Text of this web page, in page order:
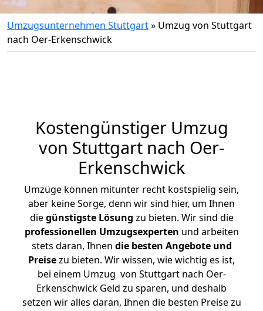
Umzugsunternehmen Stuttgart» Umzug von Stuttgart
nach Oer-Erkenschwick
Kostengünstiger Umzug
von Stuttgart nach Oer-
Erkenschwick
Umzüge können mitunter recht kostspielig sein,
aber keine Sorge, denn wir sind hier, um Ihnen
diegünstigste Lösung zu bieten. Wir sind die
professionellen Umzugsexperten und arbeiten
stets daran, Ihnen die besten Angebote und
Preisezu bieten. Wir wissen, wie wichtig es ist,
bei einem Umzug von Stuttgart nach Oer-
Erkenschwick Geld zu sparen, und deshalb
setzen wir alles daran, Ihnen die besten Preise zu